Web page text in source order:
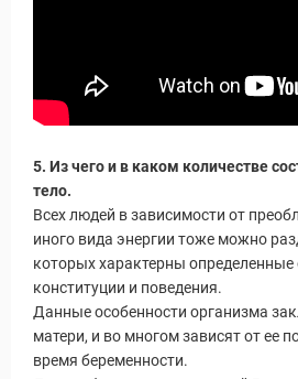
5. Из чего и в каком количестве
тело.
Всех людей в зависимости от
иного вида энергии тоже можно
которых характерны определенные
конституции и поведения.
Данные особенности организма
матери, и во многом зависят от ее
время беременности.